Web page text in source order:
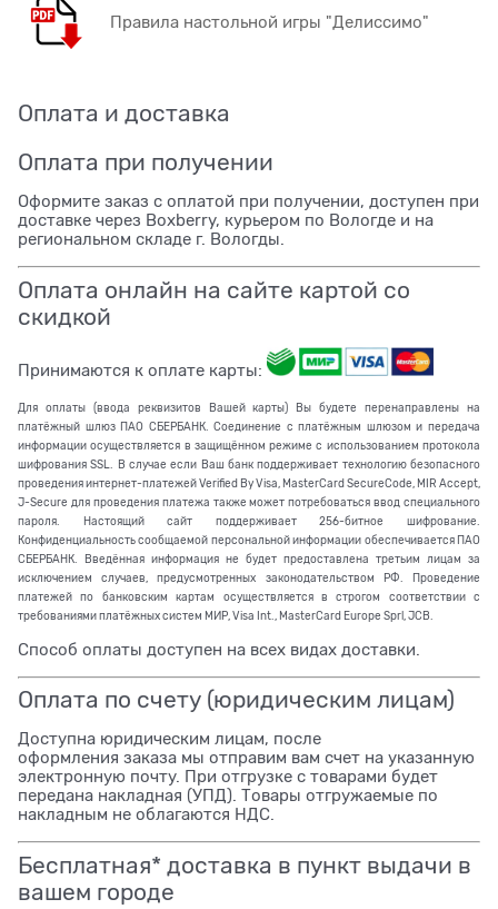
Правила настольной игры "Делиссимо"
Оплата и доставка
Оплата при получении
Оформите заказ с оплатой при получении, доступен при
доставке через Boxberry, курьером по Вологде и на
региональном складе г. Вологды.
Оплата онлайн на сайте картой со
скидкой
Принимаются к оплате карты:
Для оплаты (ввода реквизитов Вашей карты) Вы будете перенаправлены на
платёжный шлюз ПАО СБЕРБАНК. Соединение с платёжным шлюзом и передача
информации осуществляется в защищённом режиме с использованием протокола
шифрования SSL. В случае если Ваш банк поддерживает технологию безопасного
проведения интернет-платежей Verified By Visa, MasterCard SecureCode, MIR Accept,
J-Secure для проведения платежа также может потребоваться ввод специального
пароля. Настоящий сайт поддерживает 256-битное шифрование.
Конфиденциальность сообщаемой персональной информации обеспечивается ПАО
СБЕРБАНК. Введённая информация не будет предоставлена третьим лицам за
исключением случаев, предусмотренных законодательством РФ. Проведение
платежей по банковским картам осуществляется в строгом соответствии с
требованиями платёжных систем МИР, Visa Int., MasterCard Europe Sprl, JCB.
Способ оплаты доступен на всех видах доставки.
Оплата по счету (юридическим лицам)
Доступна юридическим лицам, после
оформления заказа мы отправим вам счет на указанную
электронную почту. При отгрузке с товарами будет
передана накладная (УПД). Товары отгружаемые по
накладным не облагаются НДС.
Бесплатная* доставка в пункт выдачи в
вашем городе